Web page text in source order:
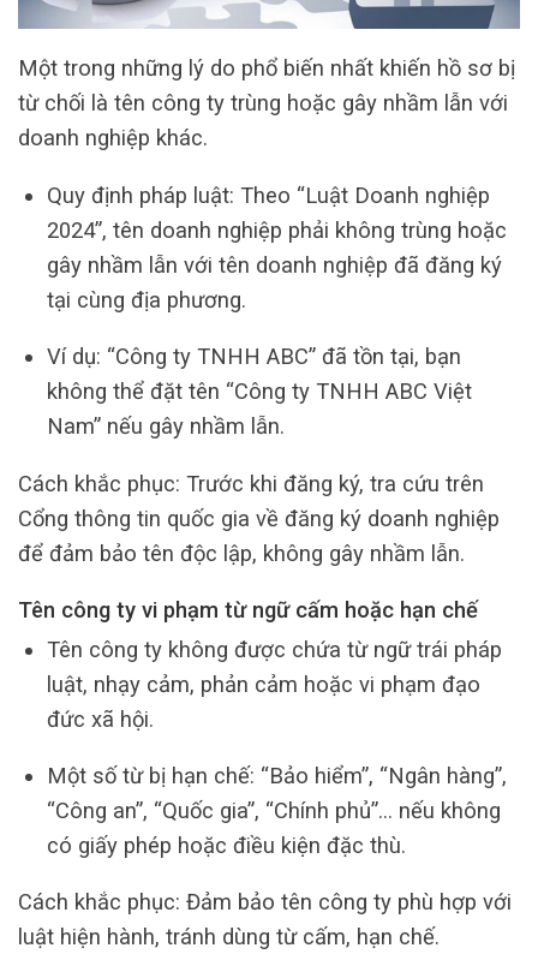
Một trong những lý do phổ biến nhất khiến hồ sơ bị
từ chối là tên công ty trùng hoặc gây nhầm lẫn với
doanh nghiệp khác.
Quy định pháp luật: Theo “Luật Doanh nghiệp
2024”, tên doanh nghiệp phải không trùng hoặc
gây nhầm lẫn với tên doanh nghiệp đã đăng ký
tại cùng địa phương.
Ví dụ: “Công ty TNHH ABC” đã tồn tại, bạn
không thể đặt tên “Công ty TNHH ABC Việt
Nam” nếu gây nhầm lẫn.
Cách khắc phục: Trước khi đăng ký, tra cứu trên
Cổng thông tin quốc gia về đăng ký doanh nghiệp
để đảm bảo tên độc lập, không gây nhầm lẫn.
Tên công ty vi phạm từ ngữ cấm hoặc hạn chế
Tên công ty không được chứa từ ngữ trái pháp
luật, nhạy cảm, phản cảm hoặc vi phạm đạo
đức xã hội.
Một số từ bị hạn chế: “Bảo hiểm”, “Ngân hàng”,
“Công an”, “Quốc gia”, “Chính phủ”… nếu không
có giấy phép hoặc điều kiện đặc thù.
Cách khắc phục: Đảm bảo tên công ty phù hợp với
luật hiện hành, tránh dùng từ cấm, hạn chế.